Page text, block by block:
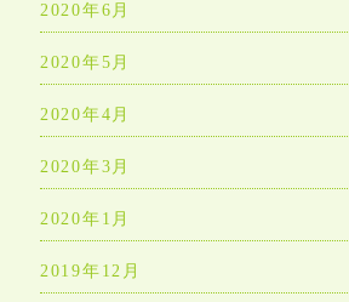
2020年6月
2020年5月
2020年4月
2020年3月
2020年1月
2019年12月